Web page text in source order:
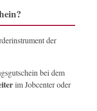
der
bei dem
im Jobcenter oder